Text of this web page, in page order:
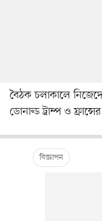
বৈঠক চলাকালে
ডোনাল্ড ট্রাম্প ও